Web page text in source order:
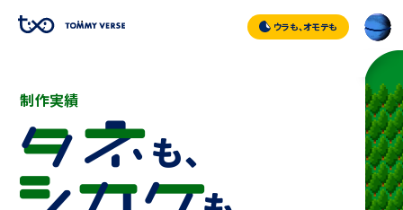
ウラも、オモテも
制作実績